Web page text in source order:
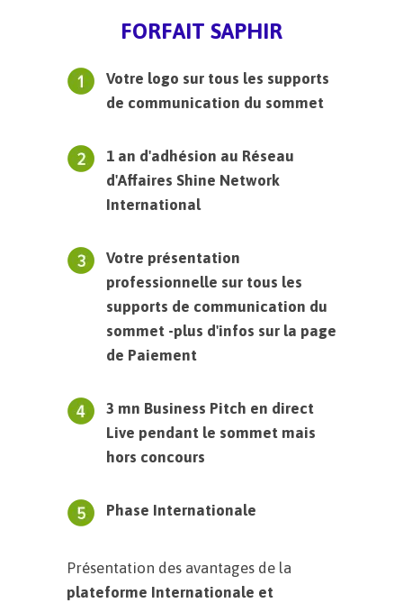
FORFAIT SAPHIR
Votre logo sur tous les supports
de communication du sommet
1 an d'adhésion au Réseau
d'Affaires Shine Network
International
Votre présentation
professionnelle sur tous les
supports de communication du
sommet -plus d'infos sur la page
de Paiement
3 mn Business Pitch en direct
Live pendant le sommet mais
hors concours
Phase Internationale
Présentation des avantages de la
plateforme Internationale et